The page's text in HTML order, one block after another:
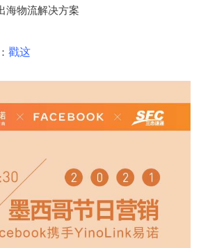
海物流解决方案
戳这